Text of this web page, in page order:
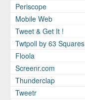
Periscope
Mobile Web
Tweet & Get It !
Twtpoll by 63 Squares
Floola
Screenr.com
Thunderclap
Tweetr